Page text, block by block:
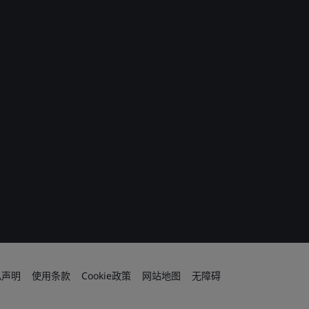
明 使用条款 Cookie政策 网站地图 无障碍